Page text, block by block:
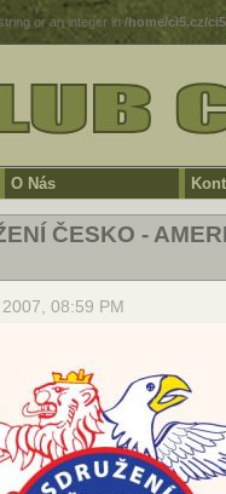
or an integer in/home/ci5.cz/
O Nás
ČESKO -
08:59 PM